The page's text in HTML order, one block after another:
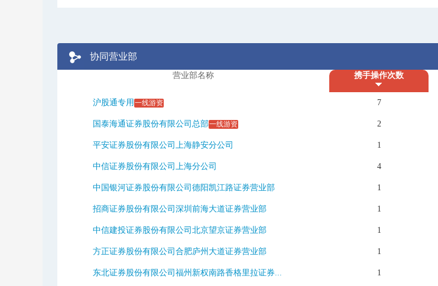
协同营业部
营业部名称 携手操作次数
沪股通专用 一线游资 7
国泰海通证券股份有限公司总部一线游资 2
平安证券股份有限公司上海静安分公司 1
中信证券股份有限公司上海分公司 4
中国银河证券股份有限公司德阳凯江路证券营业部 1
招商证券股份有限公司深圳前海大道证券营业部 1
中信建投证券股份有限公司北京望京证券营业部 1
方正证券股份有限公司合肥庐州大道证券营业部 1
东北证券股份有限公司福州新权南路香格里拉证券... 1